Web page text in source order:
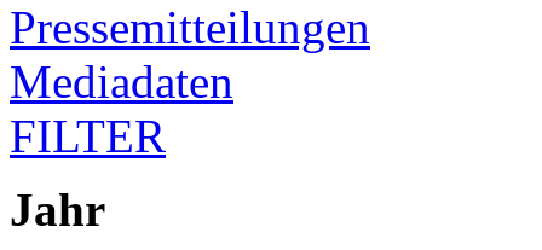
Pressemitteilungen
Mediadaten
FILTER
Jahr